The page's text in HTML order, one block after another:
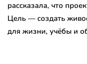
рассказала, что
Цель — создать
для жизни, учёбы и